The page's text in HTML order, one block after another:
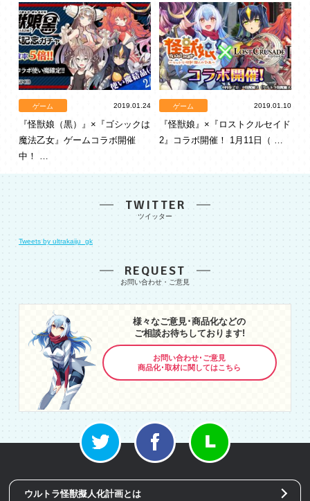
ゲーム 2019.01.24
『怪獣娘（黒）』×『ゴシックは
魔法乙女』ゲームコラボ開催
中！ …
ゲーム 2019.01.10
『怪獣娘』×『ロストクルセイド
2』コラボ開催！ 1月11日（ …
TWITTER
Tweets by ultrakaiju_gk
REQUEST
様々なご意見･商品化などの
ご相談お待ちしております!
お問い合わせ･ご意見
商品化･取材に関してはこちら
ウルトラ怪獣擬人化計画とは